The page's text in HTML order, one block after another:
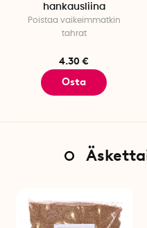
hankausliina
Poistaa vaikeimmatkin
tahrat
4.30 €
Osta